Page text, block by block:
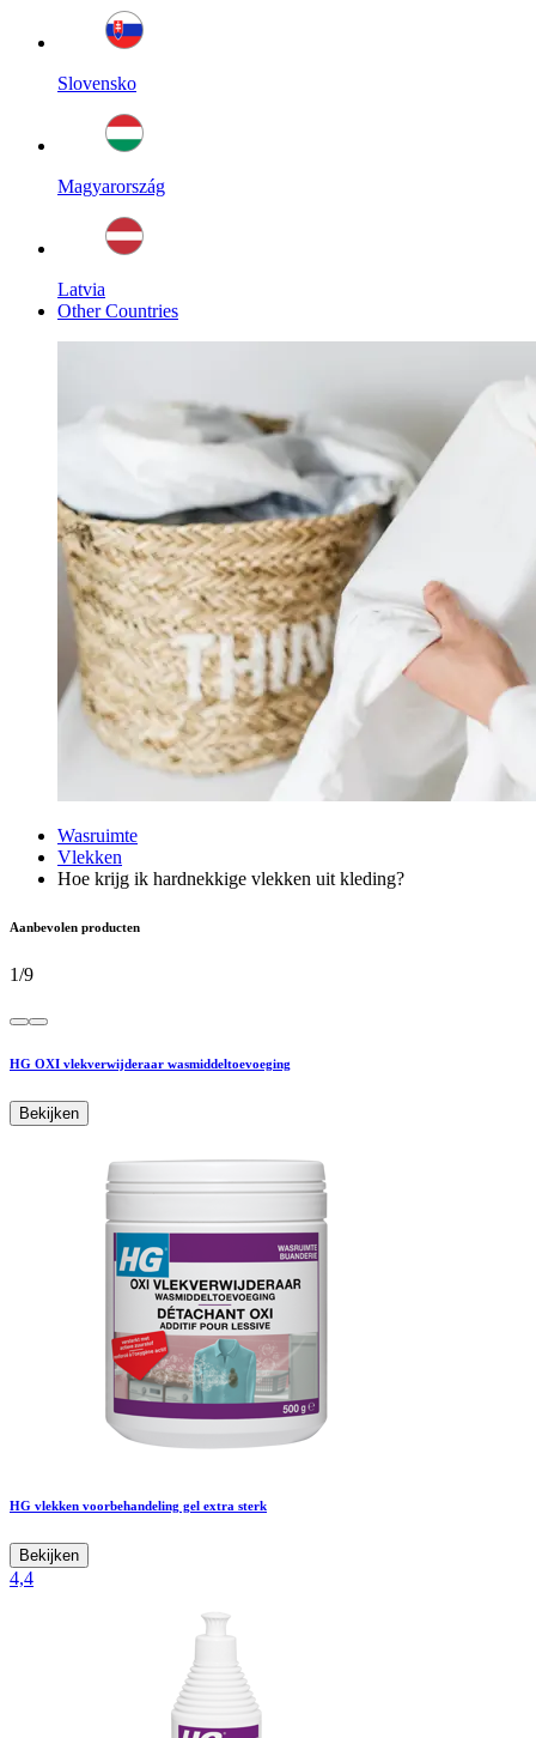
Slovensko
Magyarország
Latvia
Other Countries
Wasruimte
Vlekken
Hoe krijg ik hardnekkige vlekken uit kleding?
Aanbevolen producten
1/9
HG OXI vlekverwijderaar wasmiddeltoevoeging
Bekijken
HG vlekken voorbehandeling gel extra sterk
Bekijken
4,4